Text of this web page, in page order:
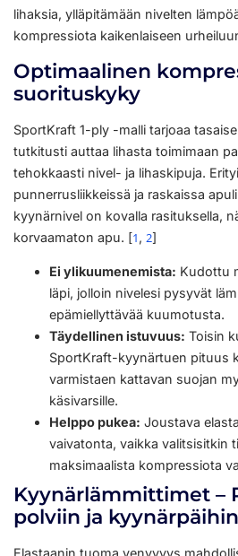
lihaksia, ylläpitämään nivelten
kompressiota kaikenlaiseen
Optimaalinen
suorituskyky
SportKraft 1-ply -malli tarjoaa
tutkitusti auttaa lihasta toimimaan
tehokkaasti nivel- ja lihaskipuja.
punnerrusliikkeissä ja raskaissa
kyynärnivel on kovalla rasituksella,
korvaamaton apu. [1, 2]
Ei ylikuumenemista: Kudottu
läpi, jolloin nivelesi pysyvät
epämiellyttävää kuumotusta.
Täydellinen istuvuus: Toisin
SportKraft-kyynärtuen pituus
varmistaen kattavan suojan
käsivarsille.
Helppo pukea: Joustava
vaivatonta, vaikka valitsisitkin
maksimaalista kompressiota
Kyynärlämmittimet –
polviin ja kyynärpäihin